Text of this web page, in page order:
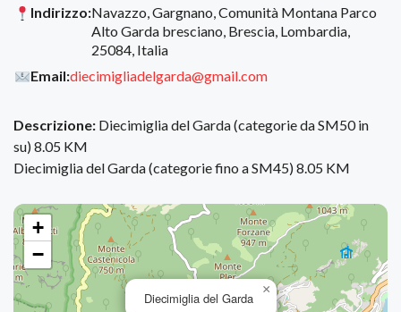
Indirizzo:Navazzo, Gargnano, Comunità Montana Parco
Alto Garda bresciano, Brescia, Lombardia,
25084, Italia
Email:diecimigliadelgarda@gmail.com
Descrizione: Diecimiglia del Garda (categorie da SM50 in
su) 8.05 KM
Diecimiglia del Garda (categorie fino a SM45) 8.05 KM
Diecimiglia del Garda
×
+
−